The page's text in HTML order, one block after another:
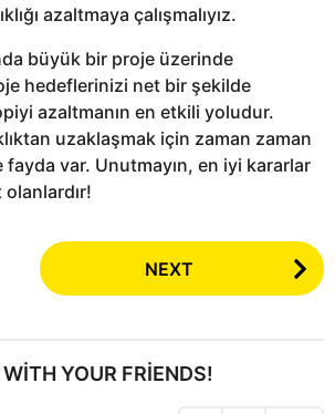
azaltmaya çalışmalıyız.
büyük bir proje üzerinde
hedeflerinizi net bir şekilde
azaltmanın en etkili yoludur.
uzaklaşmak için zaman zaman
var. Unutmayın, en iyi kararlar
NEXT
YOUR FRIENDS!